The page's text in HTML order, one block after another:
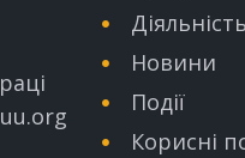
Діяльність
Новини
Події
Корисні